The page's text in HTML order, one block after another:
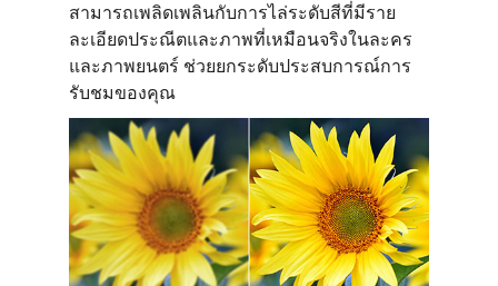
สามารถเพลิดเพลินกับการไล่ระดับสีที่มีราย
ละเอียดประณีตและภาพที่เหมือนจริงในละคร
และภาพยนตร์ ช่วยยกระดับประสบการณ์การ
รับชมของคุณ